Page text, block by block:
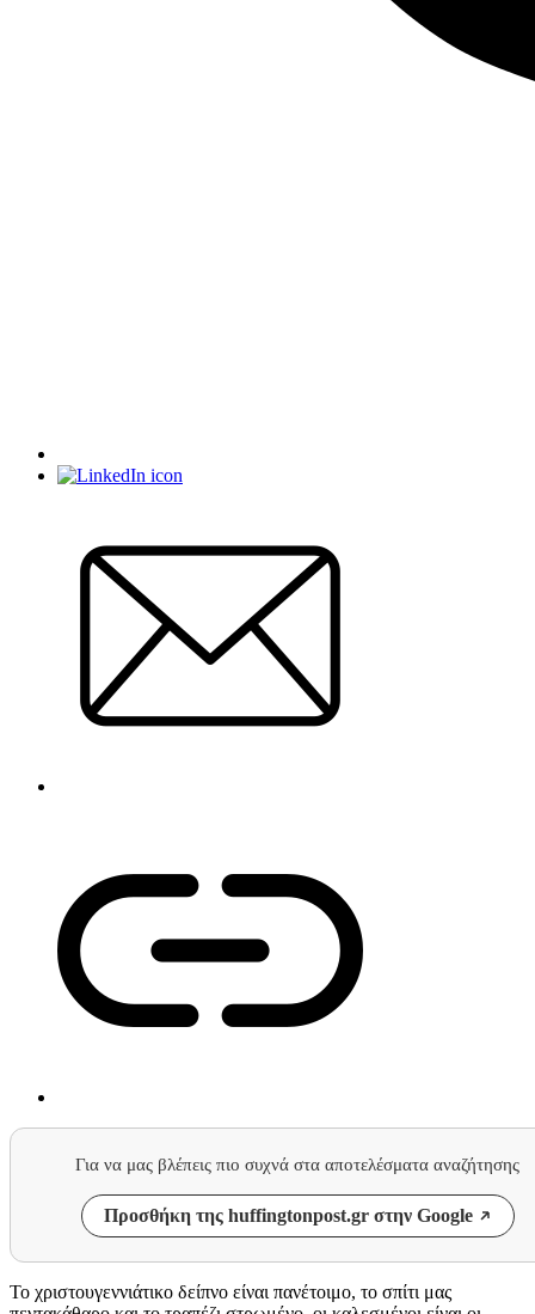
Για να μας βλέπεις πιο συχνά στα αποτελέσματα αναζήτησης
Προσθήκη της huffingtonpost.gr στην Google
Το χριστουγεννιάτικο δείπνο είναι πανέτοιμο, το σπίτι μας